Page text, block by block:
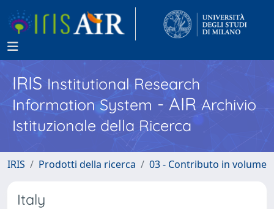
IRISInstitutional Research
Information System - AIR Archivio
Istituzionale della Ricerca
IRIS Prodotti della ricerca 03 - Contributo in volume
Italy